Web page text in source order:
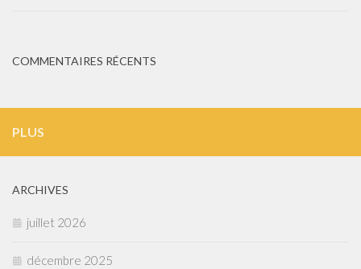
COMMENTAIRES RÉCENTS
PLUS
ARCHIVES
juillet 2026
décembre 2025